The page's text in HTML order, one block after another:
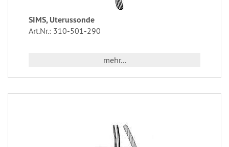
SIMS, Uterussonde
Art.Nr.: 310-501-290
mehr...